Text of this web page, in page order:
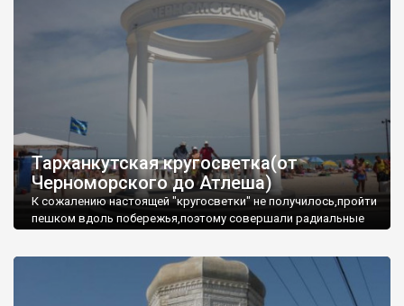
Тарханкутская кругосветка(от
Черноморского до Атлеша)
К сожалению настоящей "кругосветки" не получилось,пройти
пешком вдоль побережья,поэтому совершали радиальные